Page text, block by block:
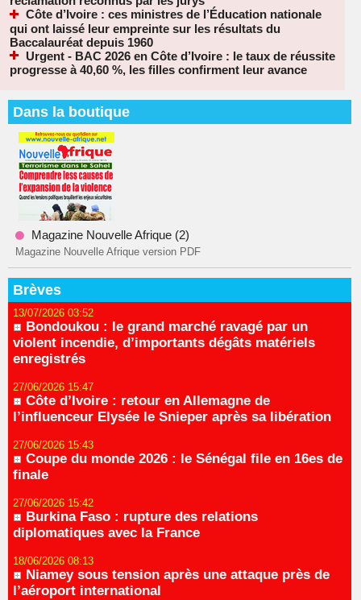
Côte d’Ivoire : ces ministres de l’Éducation nationale
qui ont laissé leur empreinte sur les résultats du
Baccalauréat depuis 1960
Urgent - BAC 2026 en Côte d’Ivoire : le taux de réussite
progresse à 40,60 %, les filles confirment leur avance
Dans la boutique
Magazine Nouvelle Afrique (2)
Magazine Nouvelle Afrique version PDF
Brèves
13/07/2026 03:52
Bondoukou : le grand marché ravagé par un
violent incendie, d’importants dégâts matériels
enregistrés
27/06/2026 15:47
Côte d’Ivoire : retour en Allemagne de
l’influenceur Elysée le Snieper après sa libération
27/06/2026 15:43
Coupe du monde 2026 : le Sénégal file en 16es de
finale
27/06/2026 15:42
Burkina Faso : rupture des relations
diplomatiques avec la France
18/06/2026 08:13
Niamey sous tension après une attaque près de
l’aéroport international